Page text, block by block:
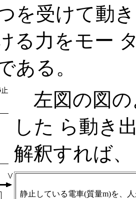
を受けて動
る力をモー
ある。
左図の図の
した ら動き
解釈すれば、
静止している電車(質量m)を、